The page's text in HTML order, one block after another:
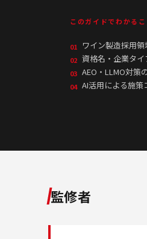
このガイドでわかるこ
01 ワイン製造採用
02 資格名・企業タ
03 AEO・LLMO対策
04 AI活用による施
監修者